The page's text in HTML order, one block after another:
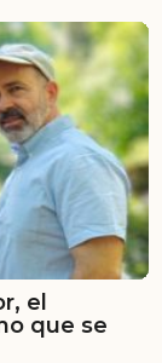
el
que se